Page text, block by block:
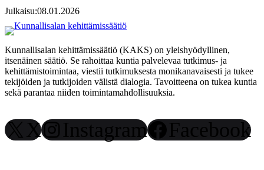
Julkaisu:08.01.2026
Kunnallisalan kehittämissäätiö (KAKS) on yleishyödyllinen,
itsenäinen säätiö. Se rahoittaa kuntia palvelevaa tutkimus- ja
kehittämistoimintaa, viestii tutkimuksesta monikanavaisesti ja tukee
tekijöiden ja tutkijoiden välistä dialogia. Tavoitteena on tukea kuntia
sekä parantaa niiden toimintamahdollisuuksia.
X Instagram Facebook